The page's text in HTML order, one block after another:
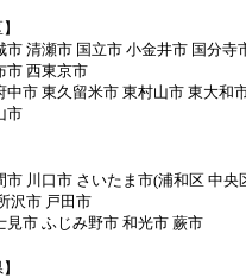
市 清瀬市 国立市 小金井市 国分寺
市 西東京市
中市 東久留米市 東村山市 東大和
市
市 川口市 さいたま市(浦和区 中央
沢市 戸田市
見市 ふじみ野市 和光市 蕨市